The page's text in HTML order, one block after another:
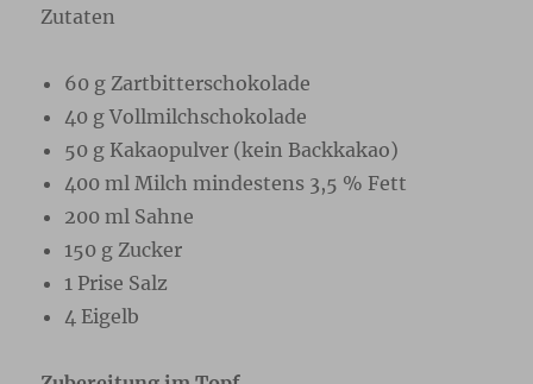
Zutaten
60 g Zartbitterschokolade
40 g Vollmilchschokolade
50 g Kakaopulver (kein Backkakao)
400 ml Milch mindestens 3,5 % Fett
200 ml Sahne
150 g Zucker
1 Prise Salz
4 Eigelb